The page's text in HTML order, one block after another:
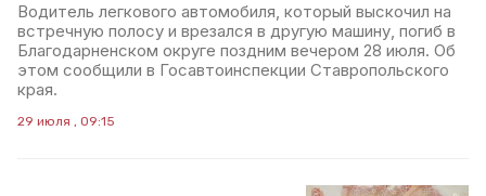
Водитель легкового автомобиля, который выскочил на
встречную полосу и врезался в другую машину, погиб в
Благодарненском округе поздним вечером 28 июля. Об
этом сообщили в Госавтоинспекции Ставропольского
края.
29 июля , 09:15